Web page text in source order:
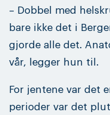
– Dobbel med
bare ikke det i
gjorde alle det.
vår, legger hun til.
For jentene var det
perioder var det